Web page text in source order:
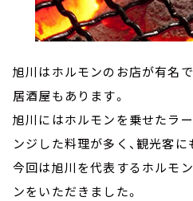
旭川はホルモンのお店が有名
居酒屋もあります。
旭川にはホルモンを乗せたラ
ンジした料理が多く、観光客
今回は旭川を代表するホルモン
ンをいただきました。